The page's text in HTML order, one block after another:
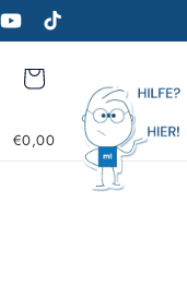
YouTubeTikTok
€0,00